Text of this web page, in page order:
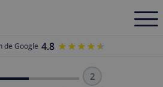
de Google 4.8 ★★★★★
★★★★★
2